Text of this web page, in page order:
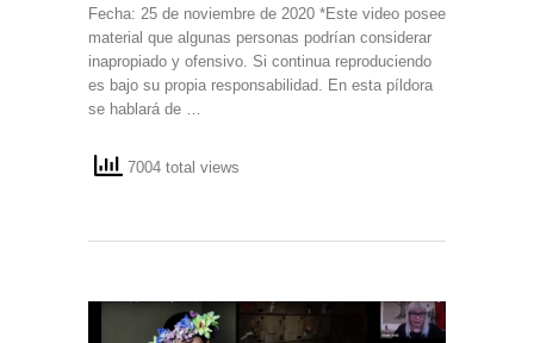
Fecha: 25 de noviembre de 2020 *Este video posee
material que algunas personas podrían considerar
inapropiado y ofensivo. Si continua reproduciendo
es bajo su propia responsabilidad. En esta píldora
se hablará de …
7004 total views